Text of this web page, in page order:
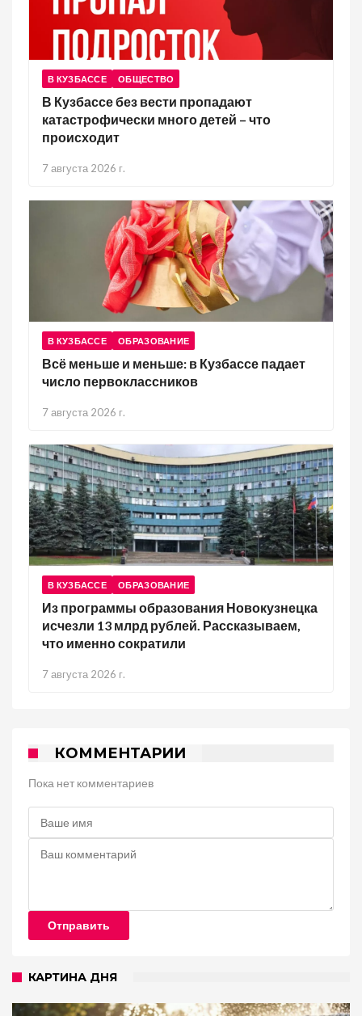
В КУЗБАССЕ ОБЩЕСТВО
В Кузбассе без вести пропадают
катастрофически много детей – что
происходит
7 августа 2026 г.
В КУЗБАССЕ ОБРАЗОВАНИЕ
Всё меньше и меньше: в Кузбассе падает
число первоклассников
7 августа 2026 г.
В КУЗБАССЕ ОБРАЗОВАНИЕ
Из программы образования Новокузнецка
исчезли 13 млрд рублей. Рассказываем,
что именно сократили
7 августа 2026 г.
КОММЕНТАРИИ
Пока нет комментариев
Отправить
КАРТИНА ДНЯ